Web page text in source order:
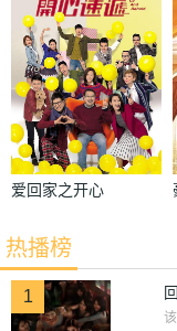
爱回家之开心
热播榜
1